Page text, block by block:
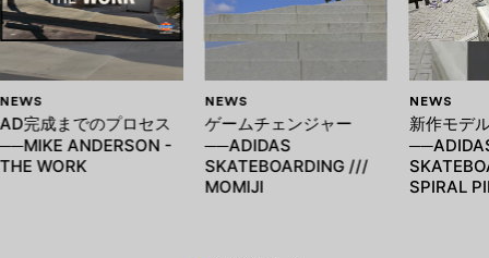
NEWS
AD完成までのプロセス
──MIKE ANDERSON -
THE WORK
NEWS
ゲームチェンジャー
──ADIDAS
SKATEBOARDING ///
MOMIJI
NEWS
新作モデ
SPIRAL